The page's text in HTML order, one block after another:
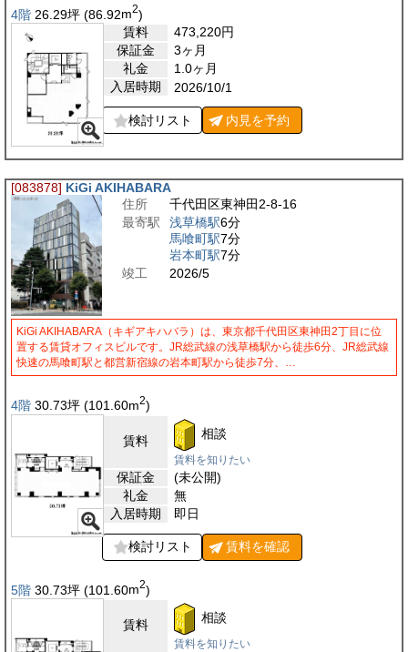
4階 26.29坪 (86.92m2)
賃料
473,220円
保証金
3ヶ月
礼金
1.0ヶ月
入居時期
2026/10/1
検討リスト 内見を予約
[083878] KiGi AKIHABARA
住所
千代田区東神田2-8-16
最寄駅
浅草橋駅6分
馬喰町駅7分
岩本町駅7分
竣工
2026/5
KiGi AKIHABARA（キギアキハバラ）は、東京都千代田区東神田2丁目に位
置する賃貸オフィスビルです。JR総武線の浅草橋駅から徒歩6分、JR総武線
快速の馬喰町駅と都営新宿線の岩本町駅から徒歩7分、…
4階 30.73坪 (101.60m2)
賃料 相談
賃料を知りたい
保証金
(未公開)
礼金
無
入居時期
即日
検討リスト 賃料を確認
5階 30.73坪 (101.60m2)
賃料 相談
賃料を知りたい